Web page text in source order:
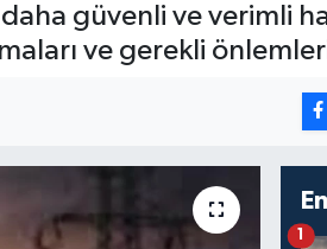
güvenli ve verimli
ve gerekli
1